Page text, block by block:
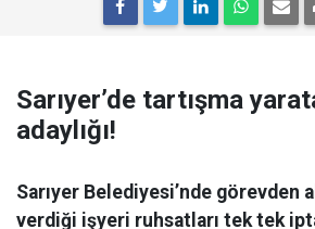
Sarıyer’de tartışma
adaylığı!
Sarıyer Belediyesi’nde görevden
verdiği işyeri ruhsatları tek tek